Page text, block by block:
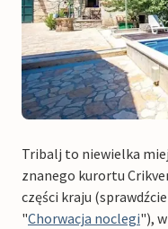
Tribalj to niewielka
znanego kurortu
części kraju
"Chorwacja noclegi"),